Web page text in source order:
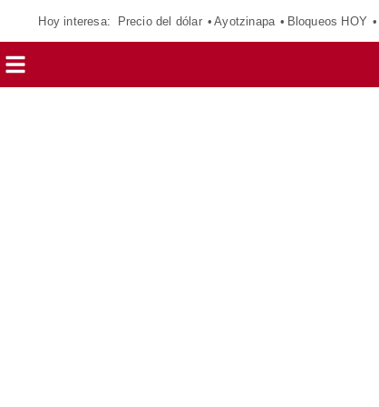
Hoy interesa: Precio del dólar Ayotzinapa Bloqueos HOY